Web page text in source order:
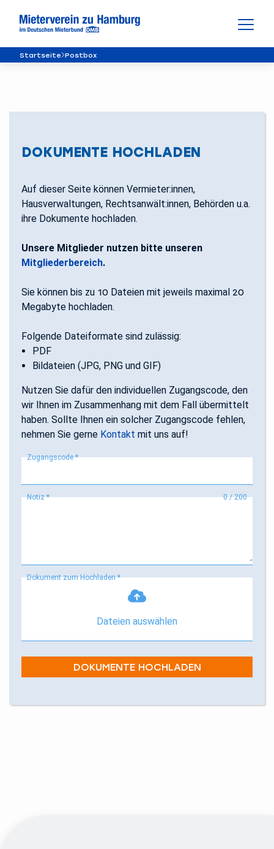
Startseite Postbox
DOKUMENTE HOCHLADEN
Auf dieser Seite können Vermieter:innen,
Hausverwaltungen, Rechtsanwält:innen, Behörden u.a.
ihre Dokumente hochladen.
Unsere Mitglieder nutzen bitte unseren
Mitgliederbereich.
Sie können bis zu 10 Dateien mit jeweils maximal 20
Megabyte hochladen.
Folgende Dateiformate sind zulässig:
PDF
Bildateien (JPG, PNG und GIF)
Nutzen Sie dafür den individuellen Zugangscode, den
wir Ihnen im Zusammenhang mit dem Fall übermittelt
haben. Sollte Ihnen ein solcher Zugangscode fehlen,
nehmen Sie gerne Kontakt mit uns auf!
Zugangscode *
Notiz * 0/200
Dokument zum Hochladen *
Dateien auswählen
DOKUMENTE HOCHLADEN